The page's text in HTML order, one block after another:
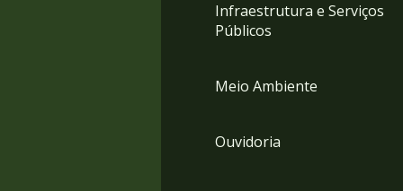
Infraestrutura e Serviços
Públicos
Meio Ambiente
Ouvidoria